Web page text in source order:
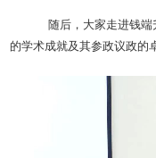
随后，大家走进钱
的学术成就及其参政议政的